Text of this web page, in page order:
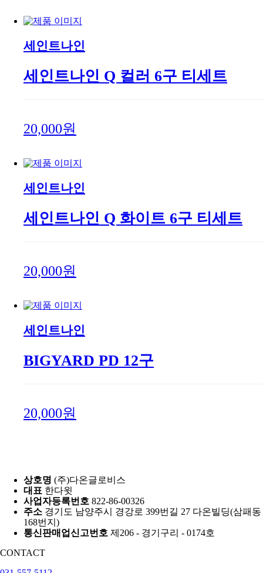
세인트나인
세인트나인 Q 컬러 6구 티세트
20,000원
세인트나인
세인트나인 Q 화이트 6구 티세트
20,000원
세인트나인
BIGYARD PD 12구
20,000원
상호명 (주)다온글로비스
대표 한다윗
사업자등록번호 822-86-00326
주소 경기도 남양주시 경강로 399번길 27 다온빌딩(삼패동
168번지)
통신판매업신고번호 제206 - 경기구리 - 0174호
CONTACT